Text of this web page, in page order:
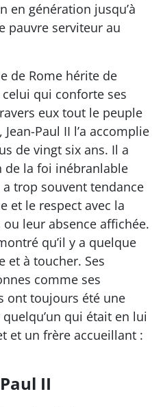
en génération jusqu’à
pauvre serviteur au
de Rome hérite de
qui conforte ses
eux tout le peuple
Paul II l’a accomplie
de vingt six ans. Il a
la foi inébranlable
trop souvent tendance
et le respect avec la
leur absence affichée.
qu’il y a quelque
et à toucher. Ses
comme ses
ont toujours été une
qui était en lui
et un frère accueillant :
II